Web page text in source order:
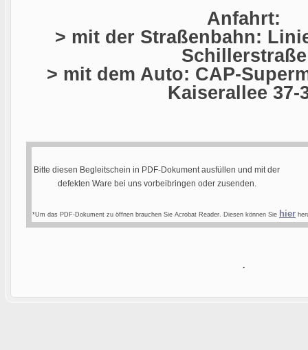
Anfahrt:
> mit der Straßenbahn:
Schillerstraße
> mit dem Auto: CAP-
Kaiserallee 37-
Bitte diesen Begleitschein in PDF-Dokument ausfüllen und mit der
defekten Ware bei uns vorbeibringen oder zusenden.
*Um das PDF-Dokument zu öffnen brauchen Sie Acrobat Reader. Diesen können Sie hier
.